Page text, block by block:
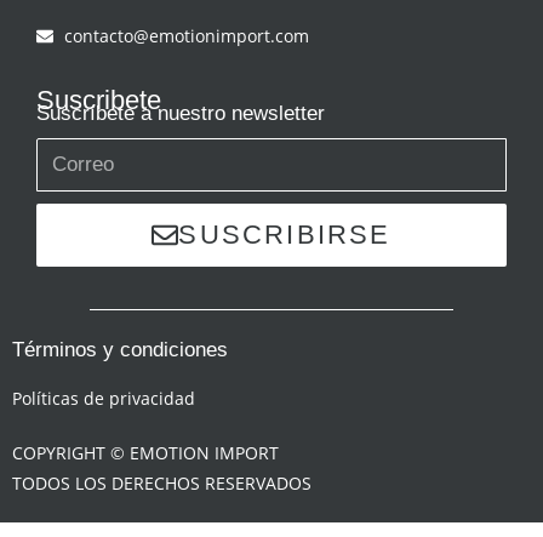
contacto@emotionimport.com
Suscribete
Suscríbete a nuestro newsletter
SUSCRIBIRSE
Términos y condiciones
Políticas de privacidad
COPYRIGHT © EMOTION IMPORT
TODOS LOS DERECHOS RESERVADOS